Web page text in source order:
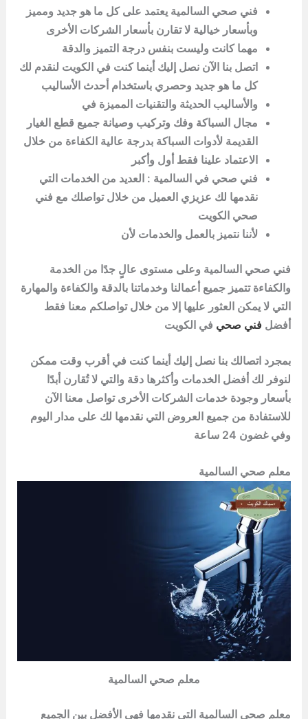
فني صحي السالمية يعتمد على كل ما هو جديد ومميز
وبأسعار خيالية لا تقارن بأسعار الشركات الأخرى
مهما كانت وليست بنفس درجة التميز والدقة
اتصل بنا الآن نصل إليك أينما كنت في الكويت لنقدم لك
كل ما هو جديد وحصري باستخدام أحدث الأساليب
والأساليب الحديثة والتقنيات المميزة في
مجال السباكة وفك وتركيب وصيانة جميع قطع الغيار
القديمة لأدوات السباكة بدرجة عالية الكفاءة من خلال
الاعتماد علينا فقط أول وأكبر
فني صحي في السالمية : العديد من الخدمات التي
نقدمها لك عزيزي العميل من خلال تواصلك مع فني
صحي الكويت
لأننا نتميز بالعمل والخدمات لأن
فني صحي السالمية وعلى مستوى عالٍ جدًا من الخدمة
والكفاءة تتميز جميع أعمالنا وخدماتنا بالدقة والكفاءة والمهارة
التي لا يمكن العثور عليها إلا من خلال تواصلكم معنا فقط
أفضل فني صحي في الكويت
بمجرد اتصالك بنا نصل إليك أينما كنت في أقرب وقت ممكن
لنوفر لك أفضل الخدمات وأكثرها دقة والتي لا تُقارن أبدًا
بأسعار وجودة خدمات الشركات الأخرى تواصل معنا الآن
للاستفادة من جميع العروض التي نقدمها لك على مدار اليوم
وفي غضون 24 ساعة
معلم صحي السالمية
معلم صحي السالمية
معلم صحي السالمية التي نقدمها فهي الأفضل بين الجميع